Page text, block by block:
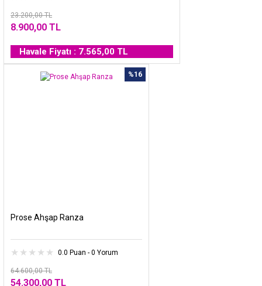
23.200,00 TL
8.900,00 TL
Havale Fiyatı : 7.565,00 TL
%16
Prose Ahşap Ranza
0.0 Puan - 0 Yorum
64.600,00 TL
54.300,00 TL